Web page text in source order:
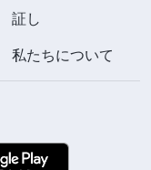
証し
私たちについて